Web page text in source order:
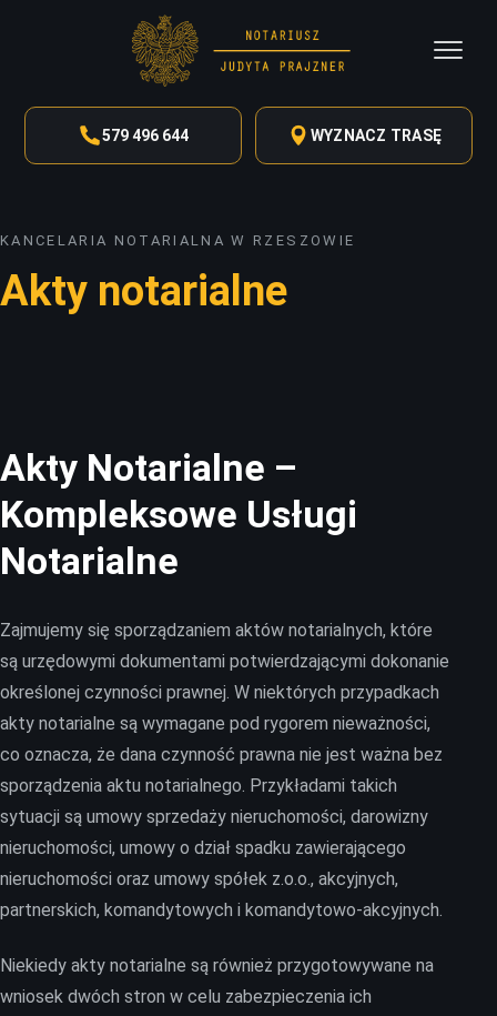
579 496 644 WYZNACZ TRASĘ
KANCELARIA NOTARIALNA W RZESZOWIE
Akty notarialne
Akty Notarialne –
Kompleksowe Usługi
Notarialne
Zajmujemy się sporządzaniem aktów notarialnych, które
są urzędowymi dokumentami potwierdzającymi dokonanie
określonej czynności prawnej. W niektórych przypadkach
akty notarialne są wymagane pod rygorem nieważności,
co oznacza, że dana czynność prawna nie jest ważna bez
sporządzenia aktu notarialnego. Przykładami takich
sytuacji są umowy sprzedaży nieruchomości, darowizny
nieruchomości, umowy o dział spadku zawierającego
nieruchomości oraz umowy spółek z.o.o., akcyjnych,
partnerskich, komandytowych i komandytowo-akcyjnych.
Niekiedy akty notarialne są również przygotowywane na
wniosek dwóch stron w celu zabezpieczenia ich